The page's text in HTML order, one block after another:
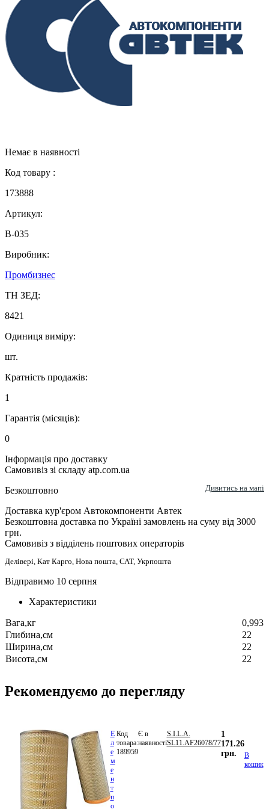
Немає в наявності
Код товару :
173888
Артикул:
В-035
Виробник:
Промбизнес
ТН ЗЕД:
8421
Одиниця виміру:
шт.
Кратність продажів:
1
Гарантія (місяців):
0
Інформація про доставку
Самовивіз зі складу atp.com.ua
Безкоштовно
Дивитись на мапі
Доставка кур'єром Автокомпоненти Автек
Безкоштовна доставка по Україні замовлень на суму від 3000
грн.
Самовивіз з відділень поштових операторів
Делівері, Кат Карго, Нова пошта, САТ, Укрпошта
Відправимо 10 серпня
Характеристики
Вага,кг
0,993
Глибина,см
22
Ширина,см
22
Висота,см
22
Рекомендуємо до перегляду
Е
л
е
м
е
н
т
п
о
Код
товара:
189959
Є в
наявності
S.I.L.A.
SL11.AF26078/77
1
171.26
грн.
В
кошик